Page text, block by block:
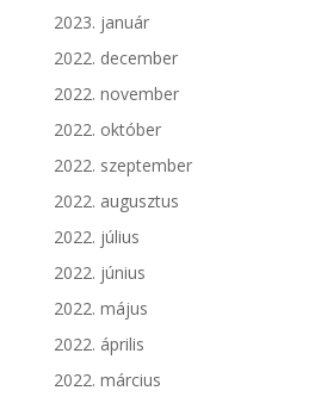
2023. január
2022. december
2022. november
2022. október
2022. szeptember
2022. augusztus
2022. július
2022. június
2022. május
2022. április
2022. március